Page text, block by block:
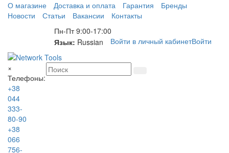
О магазине Доставка и оплата Гарантия
Бренды
Новости
Статьи Вакансии
Контакты
Пн-Пт 9:00-17:00
Язык: Russian Войти в личный кабинетВойти
×
Телефоны:
+38
044
333-
80-90
+38
066
756-